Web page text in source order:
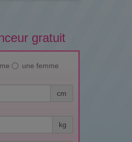
gratuit
une femme
cm
kg